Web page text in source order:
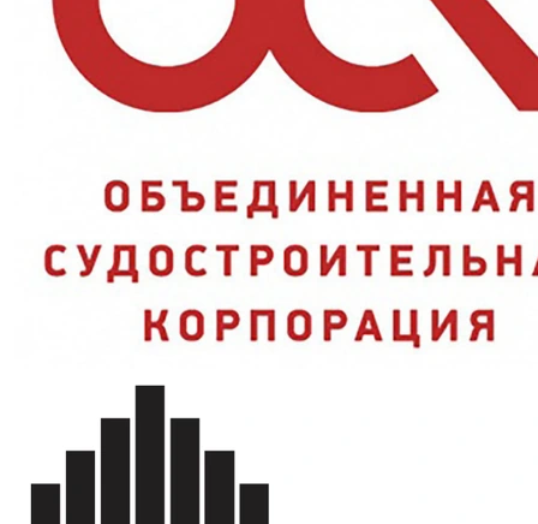
Три класса защиты:
Ми, Ву и Вн — костюм защищает и от
истирания, и от влаги в любую погоду;
Сигнальный жёлтый плюс СОП:
максимальная заметность
днём и ночью, что подтверждено ГОСТ EN 471-2003;
Молния:плотное и быстрое застёгивание в дождь;
Плотность 210 гр/м²: достаточно прочная ткань для
Характеристики и стандарты
Костюм влагозащитный
сигнальный СОП ProfLine
Комплектность
Застёжка
Ткань
ПЭ + ПВХ, 210 гр/м²